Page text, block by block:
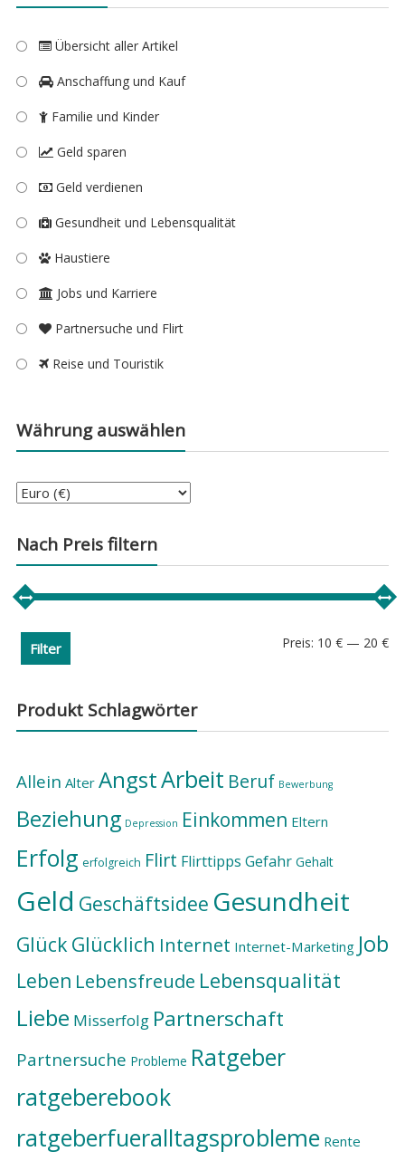
Übersicht aller Artikel
Anschaffung und Kauf
Familie und Kinder
Geld sparen
Geld verdienen
Gesundheit und Lebensqualität
Haustiere
Jobs und Karriere
Partnersuche und Flirt
Reise und Touristik
Währung auswählen
Nach Preis filtern
Filter Preis: 10 € — 20 €
Produkt Schlagwörter
Allein Alter AngstArbeit Beruf Bewerbung
Beziehung Depression Einkommen Eltern
Erfolg erfolgreich Flirt Flirttipps Gefahr Gehalt
Geld Geschäftsidee Gesundheit
Glück Glücklich Internet Internet-Marketing Job
Leben Lebensfreude Lebensqualität
Liebe Misserfolg Partnerschaft
Partnersuche Probleme Ratgeber
ratgeberebook
ratgeberfueralltagsprobleme Rente